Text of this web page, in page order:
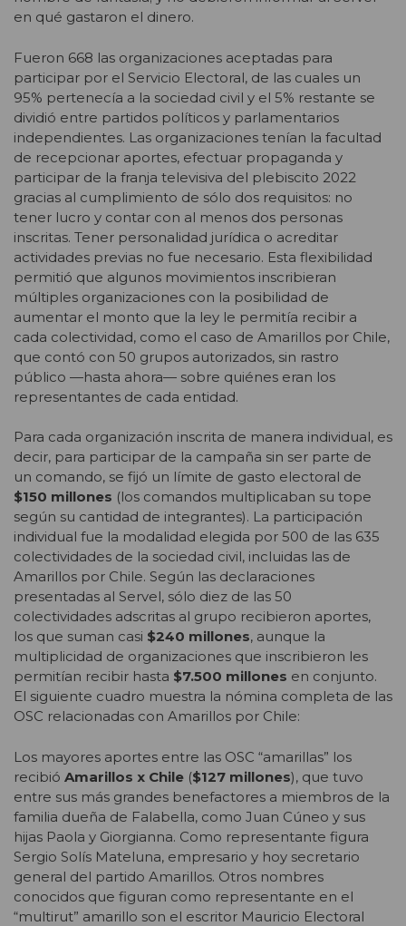
en qué gastaron el dinero.
Fueron 668 las organizaciones aceptadas para
participar por el Servicio Electoral, de las cuales un
95% pertenecía a la sociedad civil y el 5% restante se
dividió entre partidos políticos y parlamentarios
independientes. Las organizaciones tenían la facultad
de recepcionar aportes, efectuar propaganda y
participar de la franja televisiva del plebiscito 2022
gracias al cumplimiento de sólo dos requisitos: no
tener lucro y contar con al menos dos personas
inscritas. Tener personalidad jurídica o acreditar
actividades previas no fue necesario. Esta flexibilidad
permitió que algunos movimientos inscribieran
múltiples organizaciones con la posibilidad de
aumentar el monto que la ley le permitía recibir a
cada colectividad, como el caso de Amarillos por Chile,
que contó con 50 grupos autorizados, sin rastro
público —hasta ahora— sobre quiénes eran los
representantes de cada entidad.
Para cada organización inscrita de manera individual, es
decir, para participar de la campaña sin ser parte de
un comando, se fijó un límite de gasto electoral de
$150 millones (los comandos multiplicaban su tope
según su cantidad de integrantes). La participación
individual fue la modalidad elegida por 500 de las 635
colectividades de la sociedad civil, incluidas las de
Amarillos por Chile. Según las declaraciones
presentadas al Servel, sólo diez de las 50
colectividades adscritas al grupo recibieron aportes,
los que suman casi $240 millones, aunque la
multiplicidad de organizaciones que inscribieron les
permitían recibir hasta $7.500 millones en conjunto.
El siguiente cuadro muestra la nómina completa de las
OSC relacionadas con Amarillos por Chile:
Los mayores aportes entre las OSC “amarillas” los
recibió Amarillos x Chile ($127 millones), que tuvo
entre sus más grandes benefactores a miembros de la
familia dueña de Falabella, como Juan Cúneo y sus
hijas Paola y Giorgianna. Como representante figura
Sergio Solís Mateluna, empresario y hoy secretario
general del partido Amarillos. Otros nombres
conocidos que figuran como representante en el
“multirut” amarillo son el escritor Mauricio Electoral